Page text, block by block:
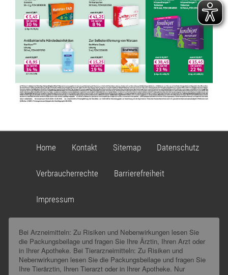
Home Kontakt Sitemap Datenschutz
Verbraucherrechte Barrierefreiheit
Impressum
Bei Arzneimitteln: Zu Risiken und Nebenwirkungen lesen Sie
die Packungsbeilage und fragen Sie Ihre Ärztin, Ihren Arzt oder
in Ihrer Apotheke. Bei Tierarzneimitteln: Zu Risiken und
Nebenwirkungen lesen Sie die Packungsbeilage und fragen Sie
Ihre Tierärztin, Ihren Tierarzt oder in Ihrer Apotheke. Nur